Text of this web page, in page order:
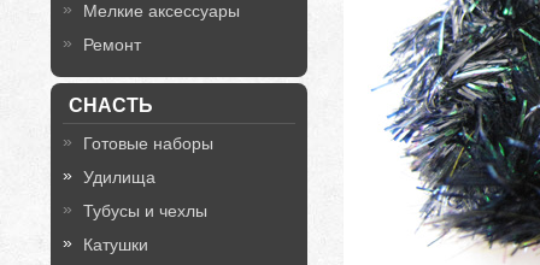
Мелкие аксессуары
Ремонт
СНАСТЬ
Готовые наборы
Удилища
Тубусы и чехлы
Катушки